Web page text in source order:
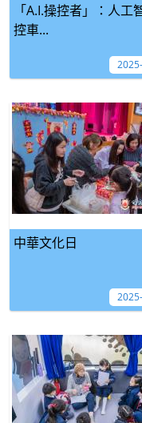
「A.I.操控者」：人工
控車...
中華文化日